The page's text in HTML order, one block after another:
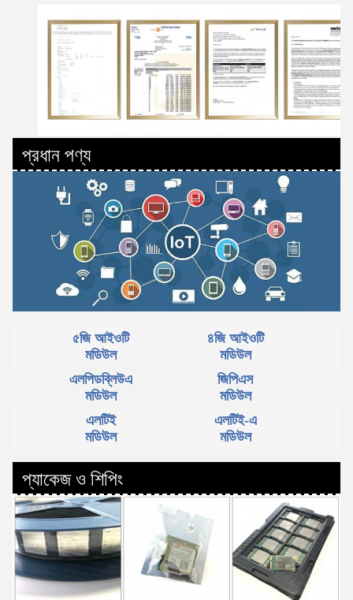
প্রধান পণ্য
৫জি আইওটি
মডিউল
৪জি আইওটি
মডিউল
এলপিডব্লিউএ
মডিউল
জিপিএস
মডিউল
এলটিই
মডিউল
এলটিই-এ
মডিউল
প্যাকেজ ও শিপিং